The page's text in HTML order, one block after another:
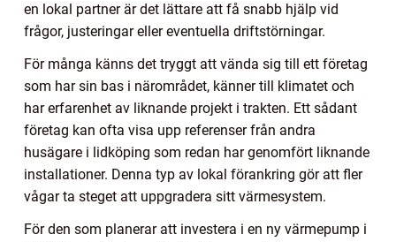
en lokal partner är det lättare att få snabb hjälp vid
frågor, justeringar eller eventuella driftstörningar.
För många känns det tryggt att vända sig till ett företag
som har sin bas i närområdet, känner till klimatet och
har erfarenhet av liknande projekt i trakten. Ett sådant
företag kan ofta visa upp referenser från andra
husägare i lidköping som redan har genomfört liknande
installationer. Denna typ av lokal förankring gör att fler
vågar ta steget att uppgradera sitt värmesystem.
För den som planerar att investera i en ny värmepump i